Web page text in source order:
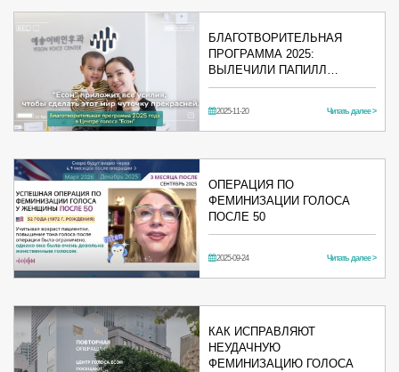
БЛАГОТВОРИТЕЛЬНАЯ
ПРОГРАММА 2025:
ВЫЛЕЧИЛИ ПАПИЛЛ…
2025-11-20 Читать далее >
ОПЕРАЦИЯ ПО
ФЕМИНИЗАЦИИ ГОЛОСА
ПОСЛЕ 50
2025-09-24 Читать далее >
КАК ИСПРАВЛЯЮТ
НЕУДАЧНУЮ
ФЕМИНИЗАЦИЮ ГОЛОСА